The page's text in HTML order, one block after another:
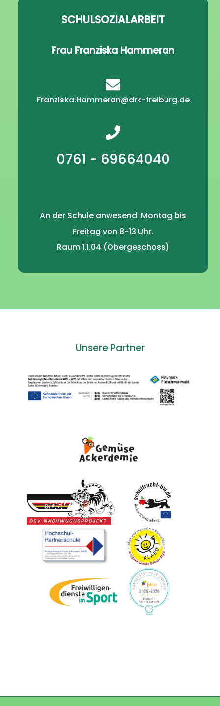
SCHULSOZIALARBEIT
Frau Franziska Hammeran
Franziska.Hammeran@drk-freiburg.de
0761 - 69664040
An der Schule anwesend: Montag bis
Freitag von 8-13 Uhr.
Raum 1.1.04 (Obergeschoss)
Unsere Partner